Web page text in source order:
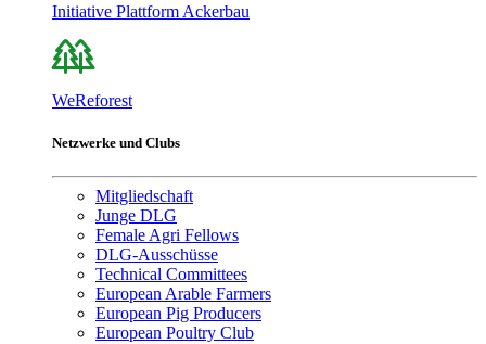
Initiative Plattform Ackerbau
WeReforest
Netzwerke und Clubs
Mitgliedschaft
Junge DLG
Female Agri Fellows
DLG-Ausschüsse
Technical Committees
European Arable Farmers
European Pig Producers
European Poultry Club